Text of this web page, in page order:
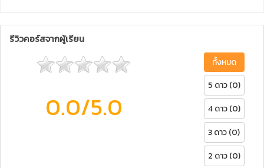
รีวิวคอร์สจากผู้เรียน
0.0/5.0
ทั้งหมด
5 ดาว (0)
4 ดาว (0)
3 ดาว (0)
2 ดาว (0)